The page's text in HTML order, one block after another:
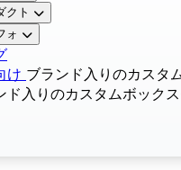
クト
ォ
け ブランド入りのカスタ
ド入りのカスタムボック